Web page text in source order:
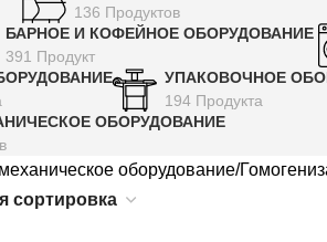
136 Продуктов
БАРНОЕ И КОФЕЙНОЕ ОБОРУДОВАНИЕ
391 Продукт
УПАКОВОЧНОЕ
194 Продукта
ОБОРУДОВАНИЕ
оборудование